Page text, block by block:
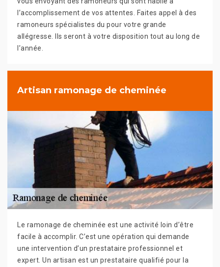
l’accomplissement de vos attentes. Faites appel à des
ramoneurs spécialistes du pour votre grande
allégresse. Ils seront à votre disposition tout au long de
l’année.
Artisan ramonage de cheminée
Le ramonage de cheminée est une activité loin d’être
facile à accomplir. C’est une opération qui demande
une intervention d’un prestataire professionnel et
expert. Un artisan est un prestataire qualifié pour la